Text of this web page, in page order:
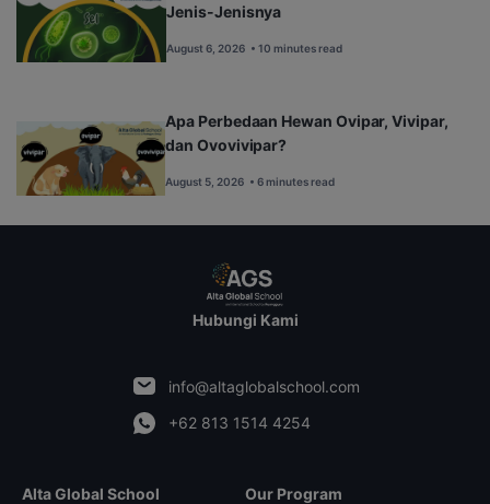
Jenis-Jenisnya
August 6, 2026 • 10 minutes read
Apa Perbedaan Hewan Ovipar, Vivipar,
dan Ovovivipar?
August 5, 2026 • 6 minutes read
Hubungi Kami
info@altaglobalschool.com
+62 813 1514 4254
Alta Global School Our Program